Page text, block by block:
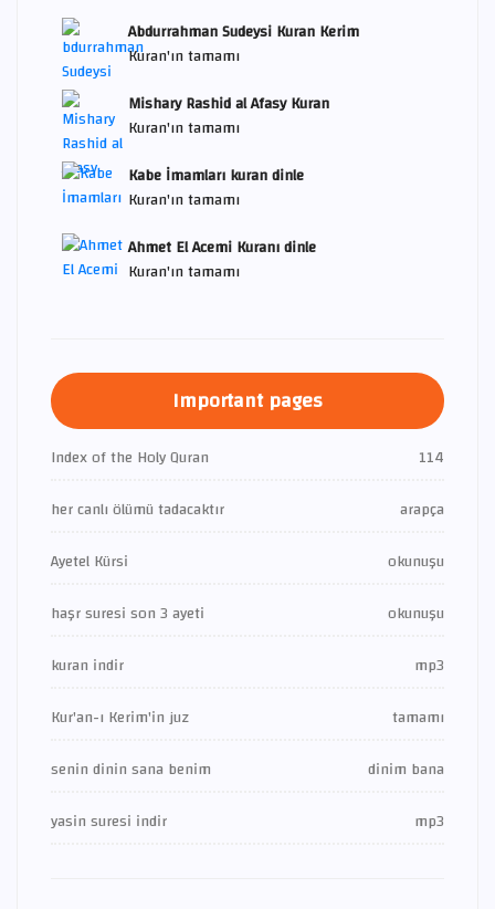
Abdurrahman Sudeysi Kuran Kerim
Kuran'ın tamamı
Mishary Rashid al Afasy Kuran
Kuran'ın tamamı
Kabe İmamları kuran dinle
Kuran'ın tamamı
Ahmet El Acemi Kuranı dinle
Kuran'ın tamamı
Important pages
Index of the Holy Quran
114
her canlı ölümü tadacaktır
arapça
Ayetel Kürsi
okunuşu
haşr suresi son 3 ayeti
okunuşu
kuran indir
mp3
Kur'an-ı Kerim'in juz
tamamı
senin dinin sana benim
dinim bana
yasin suresi indir
mp3